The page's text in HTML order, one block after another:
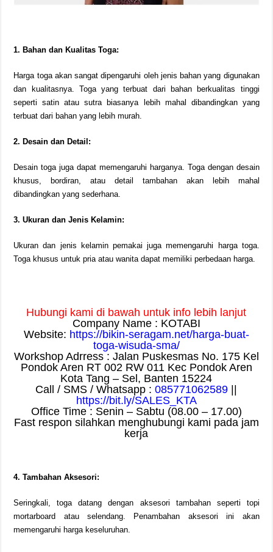
1. Bahan dan Kualitas Toga:
Harga toga akan sangat dipengaruhi oleh jenis bahan yang digunakan
dan kualitasnya. Toga yang terbuat dari bahan berkualitas tinggi
seperti satin atau sutra biasanya lebih mahal dibandingkan yang
terbuat dari bahan yang lebih murah.
2. Desain dan Detail:
Desain toga juga dapat memengaruhi harganya. Toga dengan desain
khusus, bordiran, atau detail tambahan akan lebih mahal
dibandingkan yang sederhana.
3. Ukuran dan Jenis Kelamin:
Ukuran dan jenis kelamin pemakai juga memengaruhi harga toga.
Toga khusus untuk pria atau wanita dapat memiliki perbedaan harga.
Hubungi kami di bawah untuk info lebih lanjut
Company Name : KOTABI
Website: https://bikin-seragam.net/harga-buat-
toga-wisuda-sma/
Workshop Adrress : Jalan Puskesmas No. 175 Kel
Pondok Aren RT 002 RW 011 Kec Pondok Aren
Kota Tang – Sel, Banten 15224
Call / SMS / Whatsapp :085771062589 ||
https://bit.ly/SALES_KTA
Office Time : Senin – Sabtu (08.00 – 17.00)
Fast respon silahkan menghubungi kami pada jam
kerja
4. Tambahan Aksesori:
Seringkali, toga datang dengan aksesori tambahan seperti topi
mortarboard atau selendang. Penambahan aksesori ini akan
memengaruhi harga keseluruhan.